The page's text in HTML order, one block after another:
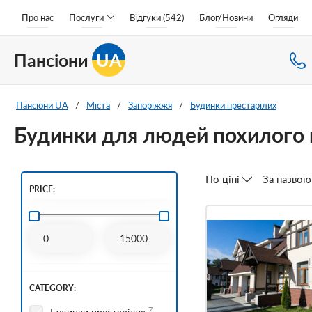
Про нас Послуги Відгуки (542) Блог/Новини Огляди
Пансіони UA
Пансіони UA / Міста / Запоріжжя / Будинки престарілих
Будинки для людей похилого
PRICE:
CATEGORY:
7
По ціні За назвою